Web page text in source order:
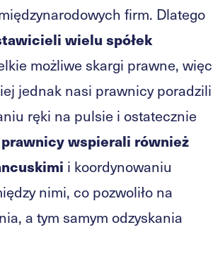
firm. Dlatego
wielu spółek
możliwe skargi prawne, więc
jednak nasi prawnicy poradzili
ręki na pulsie i ostatecznie
wspierali również
i koordynowaniu
nimi, co pozwoliło na
a tym samym odzyskania